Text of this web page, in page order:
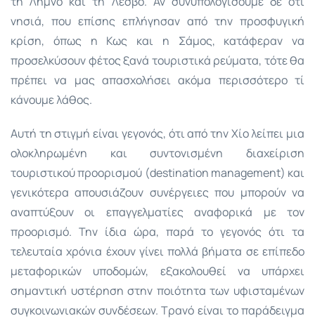
νησιά, που επίσης επλήγησαν από την προσφυγική
κρίση, όπως η Κως και η Σάμος, κατάφεραν να
προσελκύσουν φέτος ξανά τουριστικά ρεύματα, τότε θα
πρέπει να μας απασχολήσει ακόμα περισσότερο τί
κάνουμε λάθος.
Αυτή τη στιγμή είναι γεγονός, ότι από την Χίο λείπει μια
ολοκληρωμένη και συντονισμένη διαχείριση
τουριστικού προορισμού (destination management) και
γενικότερα απουσιάζουν συνέργειες που μπορούν να
αναπτύξουν οι επαγγελματίες αναφορικά με τον
προορισμό. Την ίδια ώρα, παρά το γεγονός ότι τα
τελευταία χρόνια έχουν γίνει πολλά βήματα σε επίπεδο
μεταφορικών υποδομών, εξακολουθεί να υπάρχει
σημαντική υστέρηση στην ποιότητα των υφισταμένων
συγκοινωνιακών συνδέσεων. Τρανό είναι το παράδειγμα